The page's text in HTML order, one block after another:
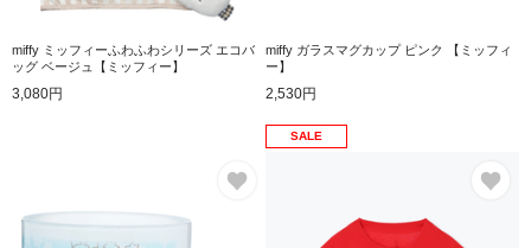
miffy ミッフィーふわふわシリーズ エコバ
ッグ ベージュ【ミッフィー】
3,080円
miffy ガラスマグカップ ピンク 【ミッフィ
ー】
2,530円
SALE